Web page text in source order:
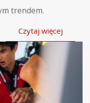
trendem.
Czytaj więcej